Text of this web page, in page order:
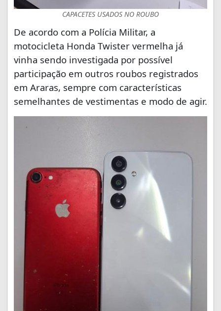
CAPACETES USADOS NO ROUBO
De acordo com a Polícia Militar, a
motocicleta Honda Twister vermelha já
vinha sendo investigada por possível
participação em outros roubos registrados
em Araras, sempre com características
semelhantes de vestimentas e modo de agir.